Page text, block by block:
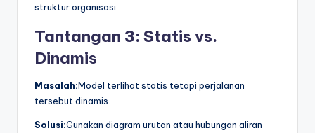
struktur organisasi.
Tantangan 3: Statis vs.
Dinamis
Masalah:Model terlihat statis tetapi perjalanan
tersebut dinamis.
Solusi:Gunakan diagram urutan atau hubungan aliran